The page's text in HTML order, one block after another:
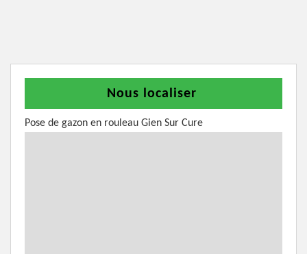
Nous localiser
Pose de gazon en rouleau Gien Sur Cure